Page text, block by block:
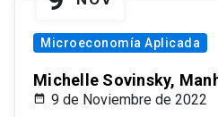
Microeconomía Aplicada
Michelle Sovinsky,
9 de Noviembre de 2022